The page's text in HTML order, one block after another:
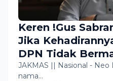
Keren !Gus
Jika
DPN Tidak
Rakyat
JAKMAS || Nasional -
nama…